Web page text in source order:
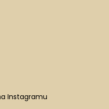
Instagramu